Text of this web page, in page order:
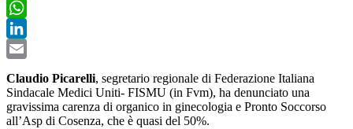
Twitter
WhatsApp
LinkedIn
Claudio Picarelli, segretario regionale di Federazione Italiana
Sindacale Medici Uniti- FISMU (in Fvm), ha denunciato una
gravissima carenza di organico in ginecologia e Pronto Soccorso
all’Asp di Cosenza, che è quasi del 50%.